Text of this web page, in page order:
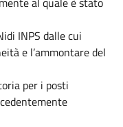
INPS dalle cui
e l’ammontare del
per i posti